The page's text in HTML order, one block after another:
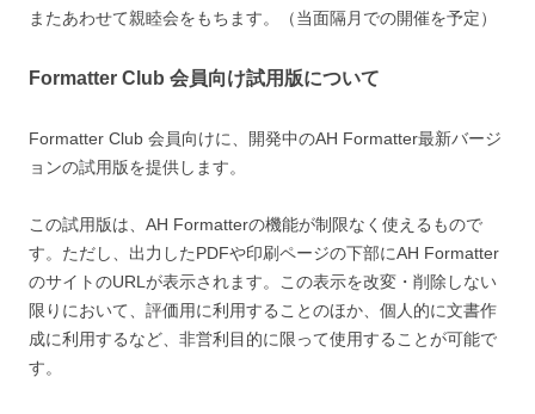
またあわせて親睦会をもちます。（当面隔月での開催を予定）
Formatter Club 会員向け試用版について
Formatter Club 会員向けに、開発中のAH Formatter最新バージ
ョンの試用版を提供します。
この試用版は、AH Formatterの機能が制限なく使えるもので
す。ただし、出力したPDFや印刷ページの下部にAH Formatter
のサイトのURLが表示されます。この表示を改変・削除しない
限りにおいて、評価用に利用することのほか、個人的に文書作
成に利用するなど、非営利目的に限って使用することが可能で
す。